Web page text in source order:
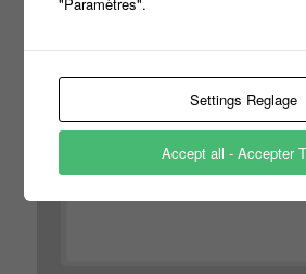
Commentaire *
Settings Reglage
Accept all - Accepter